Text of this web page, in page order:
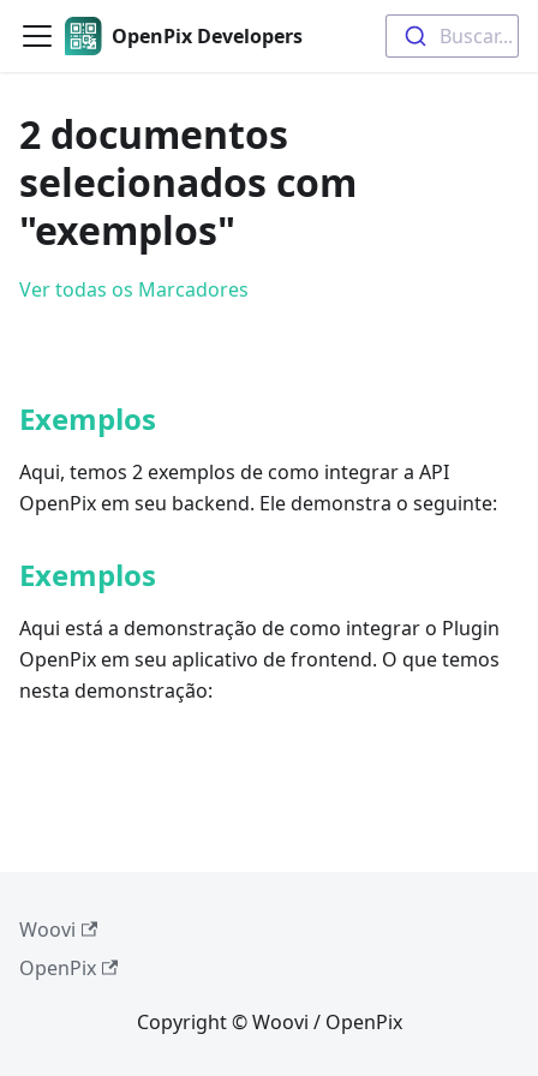
OpenPix Developers Buscar...
2 documentos
selecionados com
"exemplos"
Ver todas os Marcadores
Exemplos
Aqui, temos 2 exemplos de como integrar a API
OpenPix em seu backend. Ele demonstra o seguinte:
Exemplos
Aqui está a demonstração de como integrar o Plugin
OpenPix em seu aplicativo de frontend. O que temos
nesta demonstração:
Woovi
OpenPix
Copyright © Woovi / OpenPix